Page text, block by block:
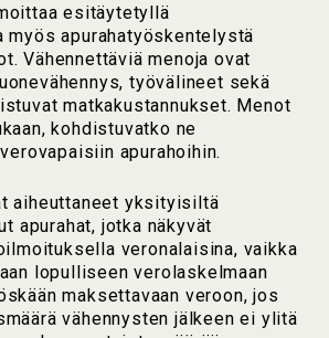
esitäytetyllä
apurahatyöskentelystä
Vähennettäviä menoja ovat
työvälineet sekä
matkakustannukset. Menot
kohdistuvatko ne
apurahoihin.
aiheuttaneet yksityisiltä
apurahat, jotka näkyvät
veronalaisina, vaikka
lopulliseen verolaskelmaan
maksettavaan veroon, jos
vähennysten jälkeen ei ylitä